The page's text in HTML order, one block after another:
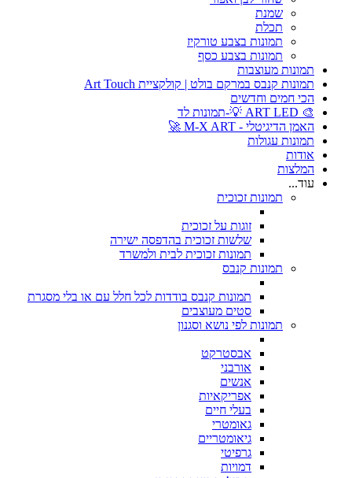
שמנת
תכלת
תמונות בצבע טורקיז
תמונות בצבע כסף
תמונות מעוצבות
תמונות קנבס במרקם בולט | קולקציית Art Touch
הכי חמים וחדשים
🎨 ART LED 💡-תמונות לד
האמן הדיגיטלי - M-X ART 🚀
תמונות עגולות
אודות
המלצות
עוד...
תמונות זכוכית
זוגות על זכוכית
שלשות זכוכית בהדפסה ישירה
תמונות זכוכית לבית ולמשרד
תמונות קנבס
תמונות קנבס בודדות לכל חלל עם או בלי מסגרת
סטים מעוצבים
תמונות לפי נושא וסגנון
אבסטרקט
אורבני
אנשים
אפריקאיות
בעלי חיים
גאומטרי
גיאומטריים
גרפיטי
דמויות